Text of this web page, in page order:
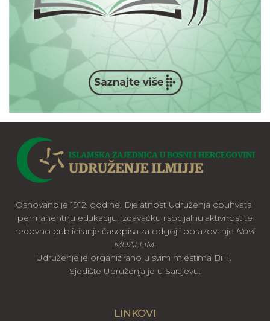
Osnovano je 1912. godine. Djelatnost Udruženja obuhvata
permanentnu edukaciju, izdavačku i socijalnu aktivnost te
redovno publiciranje časopisa za odgoj i obrazovanje Novi
MUALLIM.
Udruženje je organizirano u svim mjestima BiH.
Sjedište Udruženja je u Sarajevu.
LINKOVI